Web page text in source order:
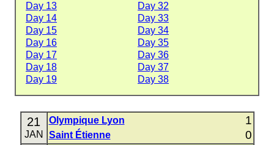
Day 13
Day 32
Day 14
Day 33
Day 15
Day 34
Day 16
Day 35
Day 17
Day 36
Day 18
Day 37
Day 19
Day 38
21
JAN
Olympique Lyon 1
Saint Étienne 0